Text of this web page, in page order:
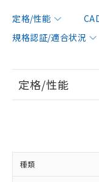
定格/性能
規格認証/適合状況
定格/性能
種類